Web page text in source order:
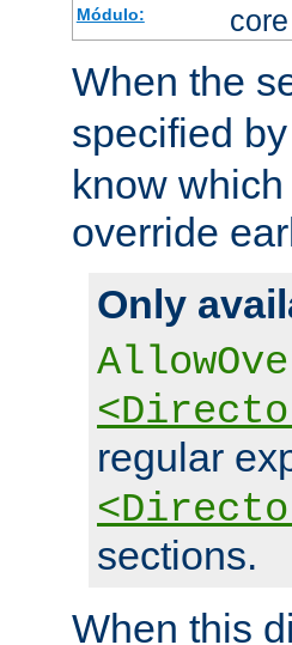
Módulo: core
When the
specified by
know
override
Only
regular
sections.
When this